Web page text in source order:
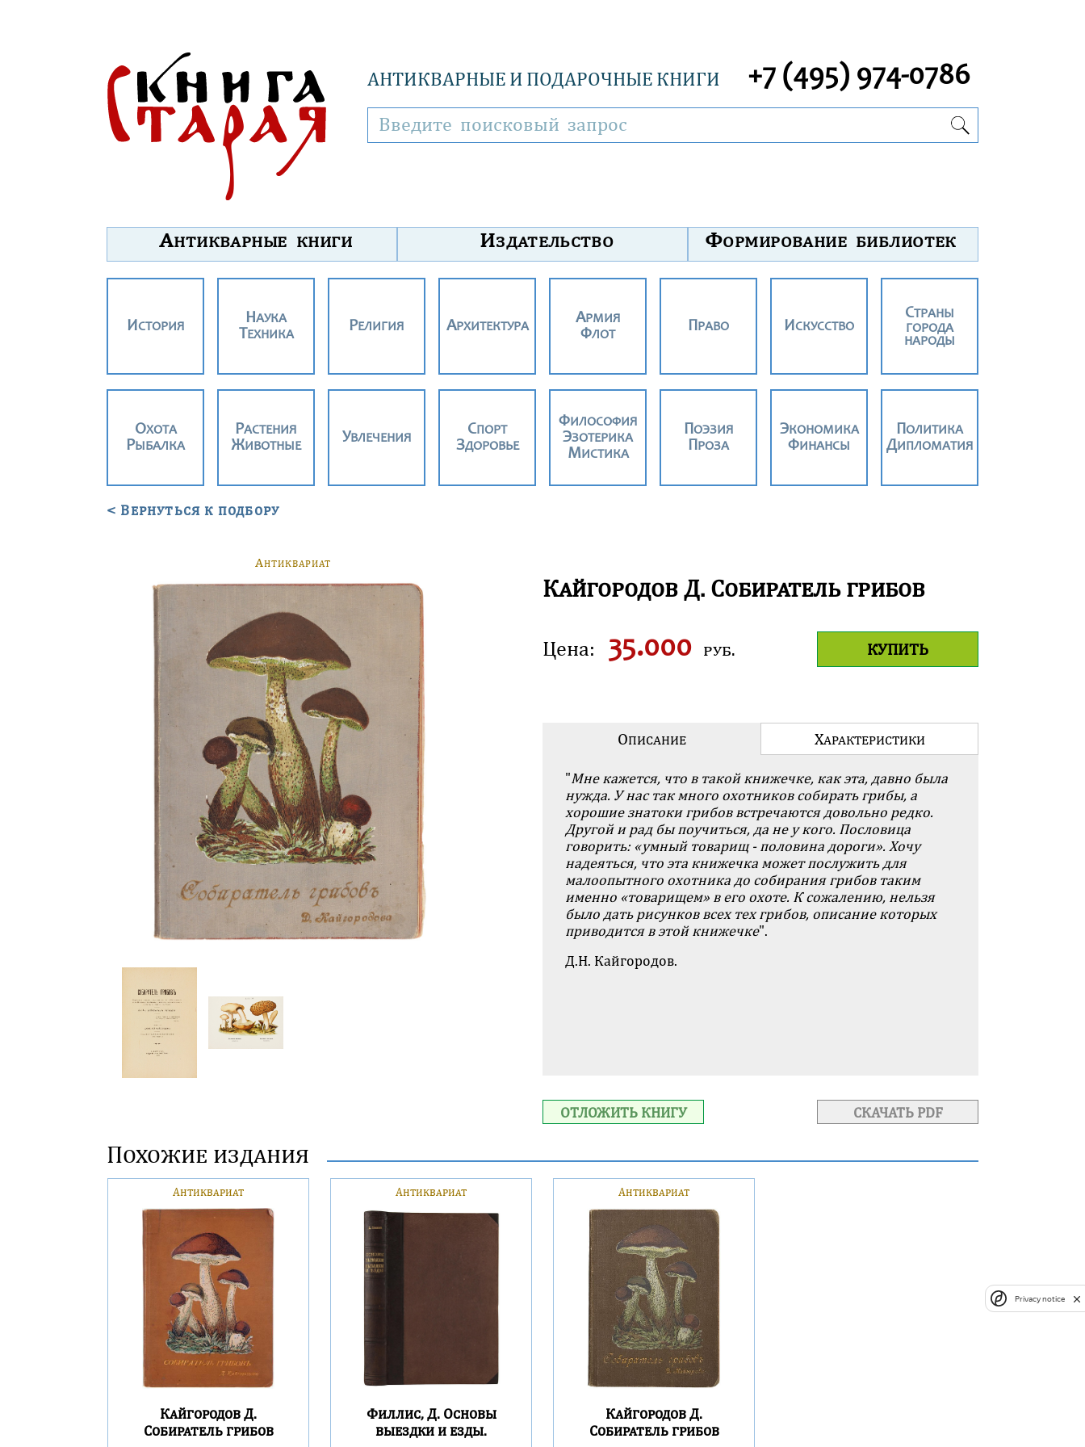
АНТИКВАРНЫЕ И ПОДАРОЧНЫЕ КНИГИ +7 (495) 974-0786
АНТИКВАРНЫЕ КНИГИ ИЗДАТЕЛЬСТВО ФОРМИРОВАНИЕ БИБЛИОТЕК
ИСТОРИЯ
НАУКА
ТЕХНИКА
РЕЛИГИЯ АРХИТЕКТУРА
АРМИЯ
ФЛОТ
ПРАВО ИСКУССТВО
СТРАНЫ
ГОРОДА
НАРОДЫ
ОХОТА
РЫБАЛКА
РАСТЕНИЯ
ЖИВОТНЫЕ
УВЛЕЧЕНИЯ
СПОРТ
ЗДОРОВЬЕ
ФИЛОСОФИЯ
ЭЗОТЕРИКА
МИСТИКА
ПОЭЗИЯ
ПРОЗА
ЭКОНОМИКА
ФИНАНСЫ
ПОЛИТИКА
ДИПЛОМАТИЯ
< Вернуться к подбору
АНТИКВАРИАТ
КайгородовД. Собиратель грибов
Цена: 35.000 руб. КУПИТЬ
ОПИСАНИЕ ХАРАКТЕ­РИСТИКИ
"Мне кажется, что в такой книжечке, как эта, давно была
нужда. У нас так много охотников со­бирать грибы, a
хорошие знатоки грибов встречаются довольно редко.
Другой и рад бы поучиться, да не у кого. Пословица
говорить: «умный товарищ - поло­вина дороги». Хочу
надеяться, что эта книжечка может послужить для
малоопытного охотника до собирания грибов таким
именно «товарищем» в его охоте. К сожалению, нельзя
было дать рисунков всех тех грибов, описание которых
приводится в этой книжечке".
Д.Н. Кайгородов.
ОТЛОЖИТЬ КНИГУ СКАЧАТЬ PDF
Похожие издания
Антиквариат
Кайгородов Д.
Собиратель грибов
Антиквариат
Филлис, Д. Основы
выездки и езды.
Антиквариат
Кайгородов Д.
Собиратель грибов
Privacy notice